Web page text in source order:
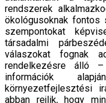
rendszerek
ökológusoknak fontos
szempontokat
társadalmi
válaszokat fognak
rendelkezésre álló
információk
környezetfejlesztési
abban rejlik, hogy